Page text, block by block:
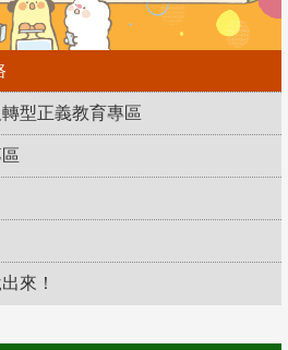
型正義教育專區
來！